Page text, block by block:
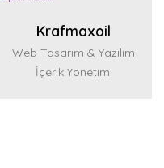
Krafmaxoil
Web Tasarım & Yazılım
İçerik Yönetimi